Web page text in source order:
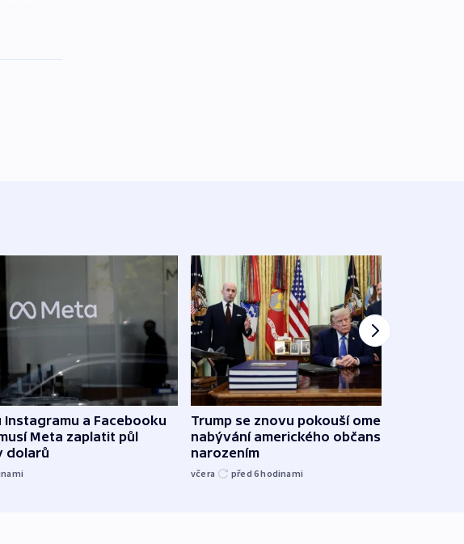
Instagramu a Facebooku
Meta zaplatit půl
dolarů
Trump se znovu pokouší omezit
nabývání amerického občanství
narozením
včera před 6hodinami